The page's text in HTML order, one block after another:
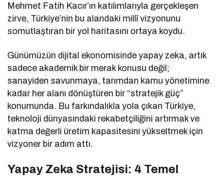
Mehmet Fatih Kacır’ın katılımlarıyla gerçekleşen
zirve, Türkiye’nin bu alandaki millî vizyonunu
somutlaştıran bir yol haritasını ortaya koydu.
Günümüzün dijital ekonomisinde yapay zeka, artık
sadece akademik bir merak konusu değil;
sanayiden savunmaya, tarımdan kamu yönetimine
kadar her alanı dönüştüren bir “stratejik güç”
konumunda. Bu farkındalıkla yola çıkan Türkiye,
teknoloji dünyasındaki rekabetçiliğini artırmak ve
katma değerli üretim kapasitesini yükseltmek için
vizyoner bir adım attı.
Yapay Zeka Stratejisi: 4 Temel